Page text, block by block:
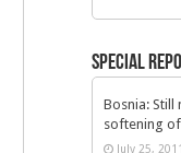
Special
Bosnia: Still
softening
July 25, 2011